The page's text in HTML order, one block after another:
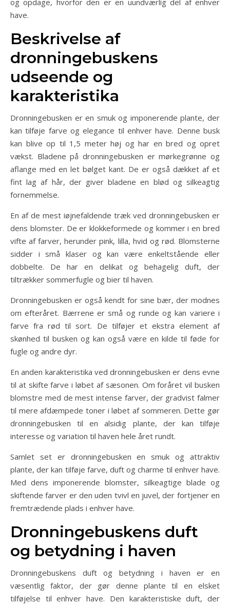
have.
Beskrivelse af
dronningebuskens
udseende og
karakteristika
Dronningebusken er en smuk og imponerende plante, der
kan tilføje farve og elegance til enhver have. Denne busk
kan blive op til 1,5 meter høj og har en bred og opret
vækst. Bladene på dronningebusken er mørkegrønne og
aflange med en let bølget kant. De er også dækket af et
fint lag af hår, der giver bladene en blød og silkeagtig
fornemmelse.
En af de mest iøjnefaldende træk ved dronningebusken er
dens blomster. De er klokkeformede og kommer i en bred
vifte af farver, herunder pink, lilla, hvid og rød. Blomsterne
sidder i små klaser og kan være enkeltstående eller
dobbelte. De har en delikat og behagelig duft, der
tiltrækker sommerfugle og bier til haven.
Dronningebusken er også kendt for sine bær, der modnes
om efteråret. Bærrene er små og runde og kan variere i
farve fra rød til sort. De tilføjer et ekstra element af
skønhed til busken og kan også være en kilde til føde for
fugle og andre dyr.
En anden karakteristika ved dronningebusken er dens evne
til at skifte farve i løbet af sæsonen. Om foråret vil busken
blomstre med de mest intense farver, der gradvist falmer
til mere afdæmpede toner i løbet af sommeren. Dette gør
dronningebusken til en alsidig plante, der kan tilføje
interesse og variation til haven hele året rundt.
Samlet set er dronningebusken en smuk og attraktiv
plante, der kan tilføje farve, duft og charme til enhver have.
Med dens imponerende blomster, silkeagtige blade og
skiftende farver er den uden tvivl en juvel, der fortjener en
fremtrædende plads i enhver have.
Dronningebuskens duft
og betydning i haven
Dronningebuskens duft og betydning i haven er en
væsentlig faktor, der gør denne plante til en elsket
tilføjelse til enhver have. Den karakteristiske duft, der